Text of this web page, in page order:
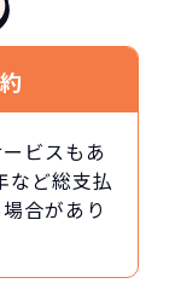
ビスもあ
など総支払
合があり